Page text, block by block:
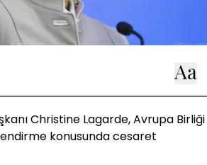
Christine Lagarde, Avrupa Birliği
konusunda cesaret